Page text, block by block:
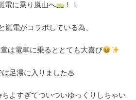
電に乗り嵐山へ ！！
嵐電がコラボしている為、
は電車に乗るととても大喜び
は足湯に入りました♨
よすぎてついついゆっくりしちゃい